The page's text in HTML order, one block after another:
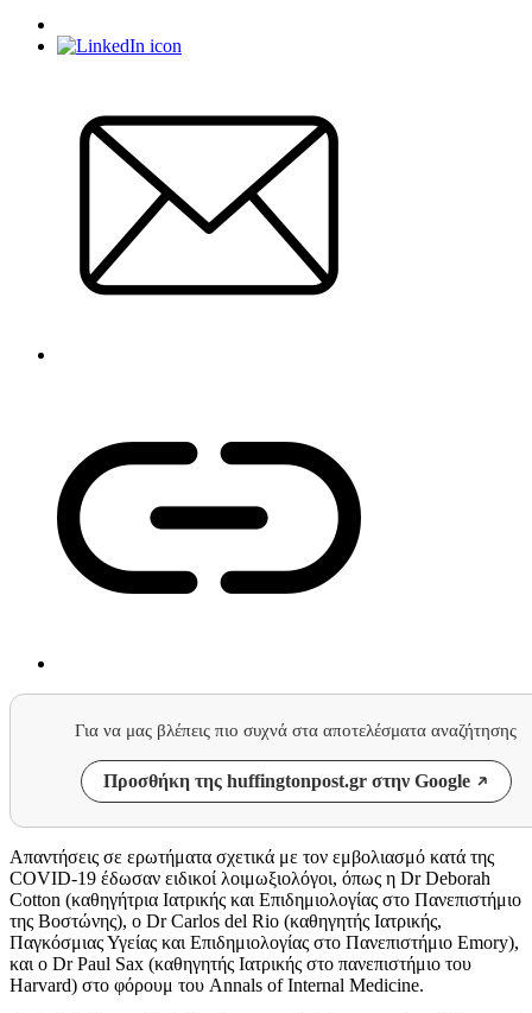
Για να μας βλέπεις πιο συχνά στα αποτελέσματα αναζήτησης
Προσθήκη της huffingtonpost.gr στην Google
Απαντήσεις σε ερωτήματα σχετικά με τον εμβολιασμό κατά της
COVID-19 έδωσαν ειδικοί λοιμωξιολόγοι, όπως η Dr Deborah
Cotton (καθηγήτρια Ιατρικής και Επιδημιολογίας στο Πανεπιστήμιο
της Βοστώνης), ο Dr Carlos del Rio (καθηγητής Ιατρικής,
Παγκόσμιας Υγείας και Επιδημιολογίας στο Πανεπιστήμιο Emory),
και ο Dr Paul Sax (καθηγητής Ιατρικής στο πανεπιστήμιο του
Harvard) στο φόρουμ του Annals of Internal Medicine.